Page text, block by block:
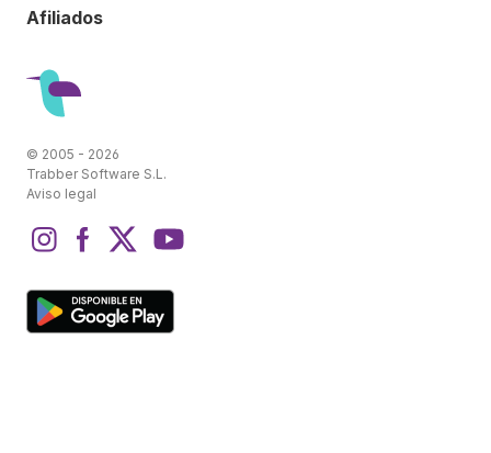
Afiliados
© 2005 - 2026
Trabber Software S.L.
Aviso legal